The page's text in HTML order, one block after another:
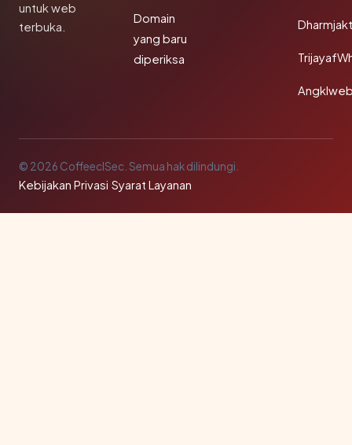
untuk web
terbuka.
Domain
yang baru
diperiksa
© 2026 CoffeeclSec. Semua hak dilindungi.
Kebijakan Privasi·Syarat Layanan